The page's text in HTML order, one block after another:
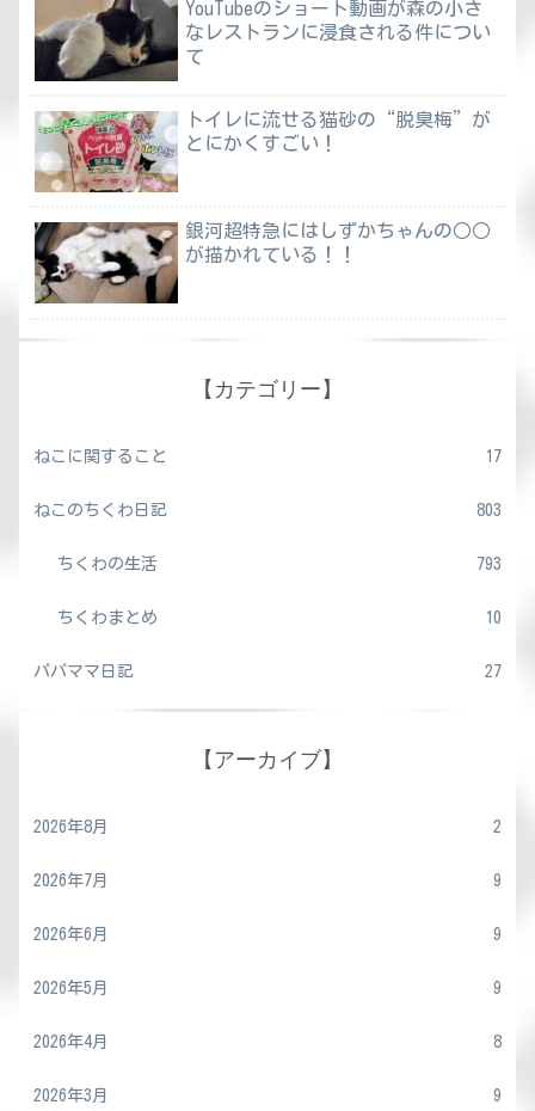
YouTubeのショート動画が森の小さ
なレストランに浸食される件につい
て
トイレに流せる猫砂の“脱臭梅”が
とにかくすごい！
銀河超特急にはしずかちゃんの○○
が描かれている！！
【カテゴリー】
ねこに関すること 17
ねこのちくわ日記 803
ちくわの生活 793
ちくわまとめ 10
パパママ日記 27
【アーカイブ】
2026年8月 2
2026年7月 9
2026年6月 9
2026年5月 9
2026年4月 8
2026年3月 9